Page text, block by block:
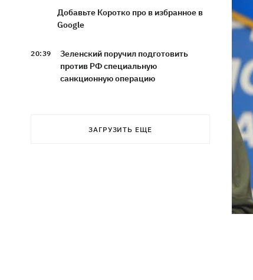
Добавьте Коротко про в избранное в
Google
20:39
Зеленский поручил подготовить
против РФ специальную
санкционную операцию
ЗАГРУЗИТЬ ЕЩЕ